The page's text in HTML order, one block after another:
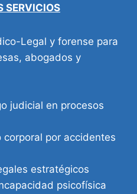
SERVICIOS
Legal y forense para
abogados y
judicial en procesos
por accidentes
estratégicos
psicofísica